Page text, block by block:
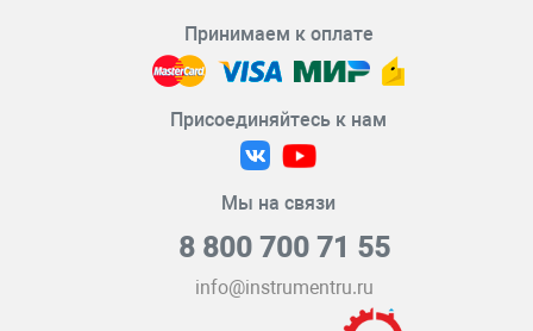
Принимаем к оплате
Присоединяйтесь к нам
Мы на связи
8 800 700 71 55
info@instrumentru.ru